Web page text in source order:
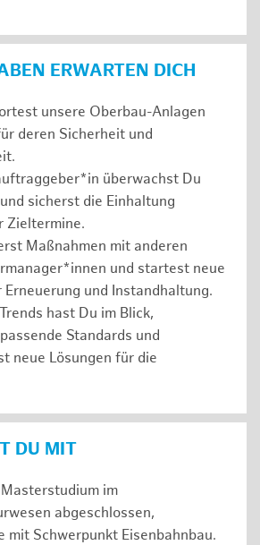
ERWARTEN DICH
unsere Oberbau-Anlagen
deren Sicherheit und
überwachst Du
sicherst die Einhaltung
Zieltermine.
Maßnahmen mit anderen
und startest neue
Erneuerung und Instandhaltung.
hast Du im Blick,
Standards und
neue Lösungen für die
DU MIT
im
abgeschlossen,
mit Schwerpunkt Eisenbahnbau.